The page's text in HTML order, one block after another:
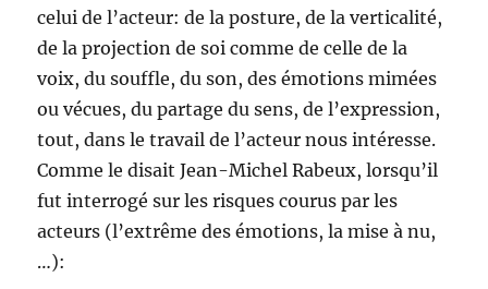
celui de l’acteur: de la posture, de la verticalité,
de la projection de soi comme de celle de la
voix, du souffle, du son, des émotions mimées
ou vécues, du partage du sens, de l’expression,
tout, dans le travail de l’acteur nous intéresse.
Comme le disait Jean-Michel Rabeux, lorsqu’il
fut interrogé sur les risques courus par les
acteurs (l’extrême des émotions, la mise à nu,
…):